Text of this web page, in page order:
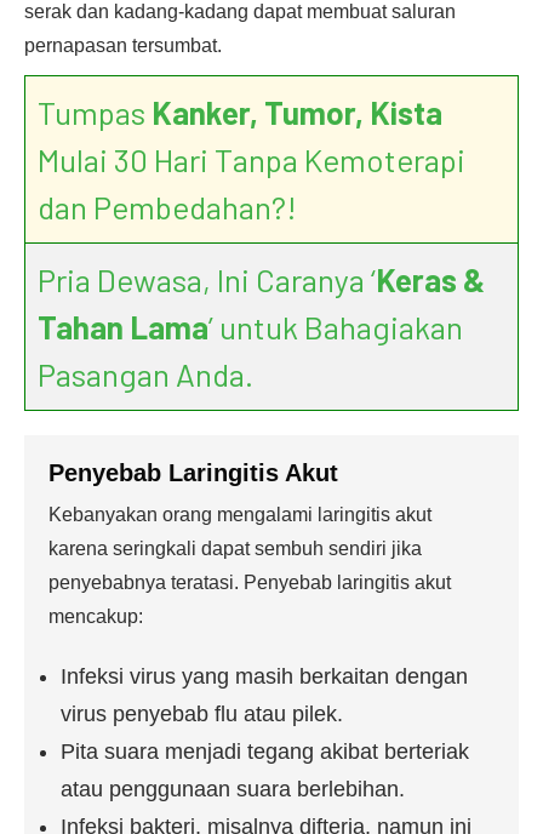
serak dan kadang-kadang dapat membuat saluran
pernapasan tersumbat.
Tumpas Kanker, Tumor, Kista
Mulai 30 Hari Tanpa Kemoterapi
dan Pembedahan?!
Pria Dewasa, Ini Caranya ‘Keras &
Tahan Lama’ untuk Bahagiakan
Pasangan Anda.
Penyebab Laringitis Akut
Kebanyakan orang mengalami laringitis akut
karena seringkali dapat sembuh sendiri jika
penyebabnya teratasi. Penyebab laringitis akut
mencakup:
Infeksi virus yang masih berkaitan dengan
virus penyebab flu atau pilek.
Pita suara menjadi tegang akibat berteriak
atau penggunaan suara berlebihan.
Infeksi bakteri, misalnya difteria, namun ini